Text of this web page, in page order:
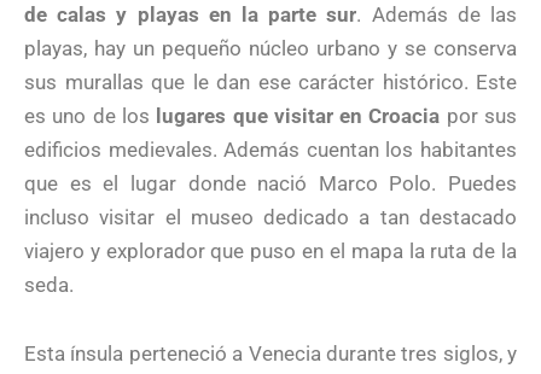
de calas y playas en la parte sur. Además de las
playas, hay un pequeño núcleo urbano y se conserva
sus murallas que le dan ese carácter histórico. Este
es uno de los lugares que visitar en Croacia por sus
edificios medievales. Además cuentan los habitantes
que es el lugar donde nació Marco Polo. Puedes
incluso visitar el museo dedicado a tan destacado
viajero y explorador que puso en el mapa la ruta de la
seda.
Esta ínsula perteneció a Venecia durante tres siglos, y